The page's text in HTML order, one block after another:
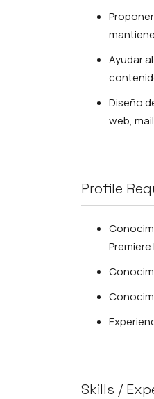
Ayudar
Diseño
web,
Profile
Premiere
Skills /